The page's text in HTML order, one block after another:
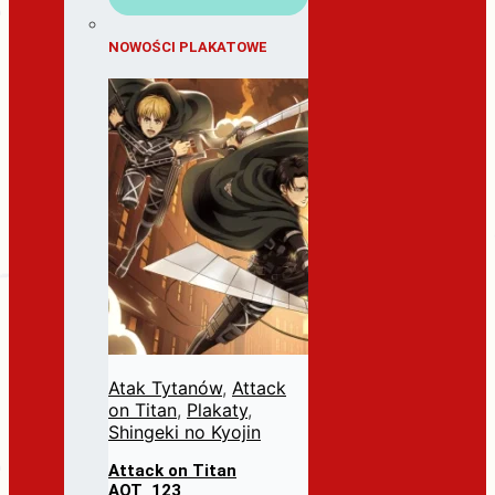
NOWOŚCI PLAKATOWE
Atak Tytanów, Attack
on Titan, Plakaty,
Shingeki no Kyojin
Attack on Titan
AOT_123